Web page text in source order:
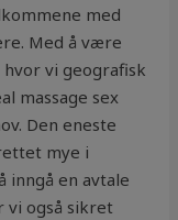
med
Med å være
vi geografisk
massage sex
Den eneste
mye i
inngå en avtale
vi også sikret